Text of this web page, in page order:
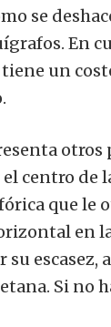
se
En
un
otros
centro de
que le
en
su
Si no